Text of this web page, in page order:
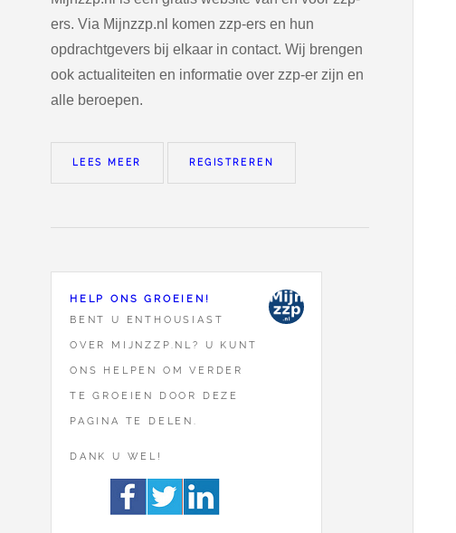
ers. Via Mijnzzp.nl komen zzp-ers en hun
opdrachtgevers bij elkaar in contact. Wij brengen
ook actualiteiten en informatie over zzp-er zijn en
alle beroepen.
LEES MEER REGISTREREN
HELP ONS GROEIEN!
BENT U ENTHOUSIAST
OVER MIJNZZP.NL? U KUNT
ONS HELPEN OM VERDER
TE GROEIEN DOOR DEZE
PAGINA TE DELEN.
DANK U WEL!